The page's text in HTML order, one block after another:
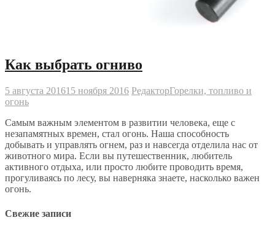
Как выбрать огниво
5 августа 201615 ноября 2016 РедакторГорелки, топливо и
огонь
Самым важным элементом в развитии человека, еще с
незапамятных времен, стал огонь. Наша способность
добывать и управлять огнем, раз и навсегда отделила нас от
животного мира. Если вы путешественник, любитель
активного отдыха, или просто любите проводить время,
прогуливаясь по лесу, вы наверняка знаете, насколько важен
огонь.
Свежие записи